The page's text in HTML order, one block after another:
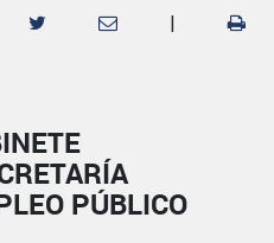
|
PÚBLICO